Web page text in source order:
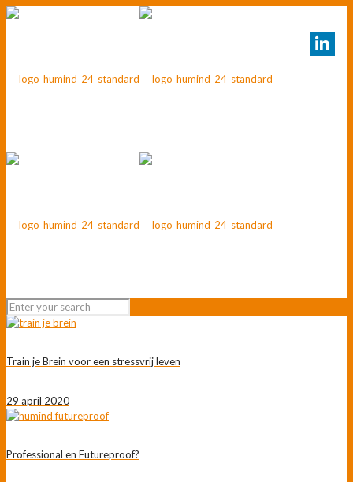
Train je Brein voor een stressvrij leven
29 april 2020
Professional en Futureproof?